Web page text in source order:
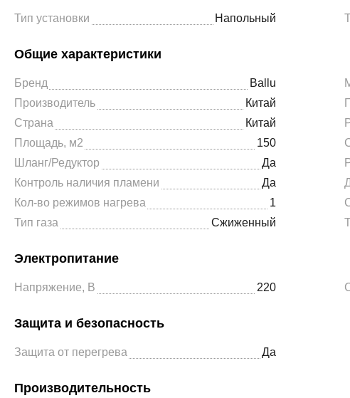
Тип установки Напольный
Общие характеристики
Бренд Ballu
Производитель
Китай
Страна
Китай
Площадь, м2
150
Шланг/Редуктор
Да
Контроль наличия пламени
Да
Кол-во режимов нагрева
1
Тип газа
Сжиженный
Электропитание
Напряжение, В 220
Защита и безопасность
Защита от перегрева Да
Производительность